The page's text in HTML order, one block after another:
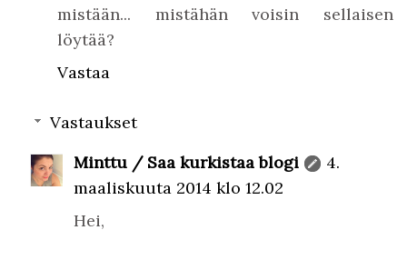
mistään... mistähän voisin sellaisen
löytää?
Vastaa
Vastaukset
Minttu / Saa kurkistaa blogi
4.
maaliskuuta 2014 klo 12.02
Hei,